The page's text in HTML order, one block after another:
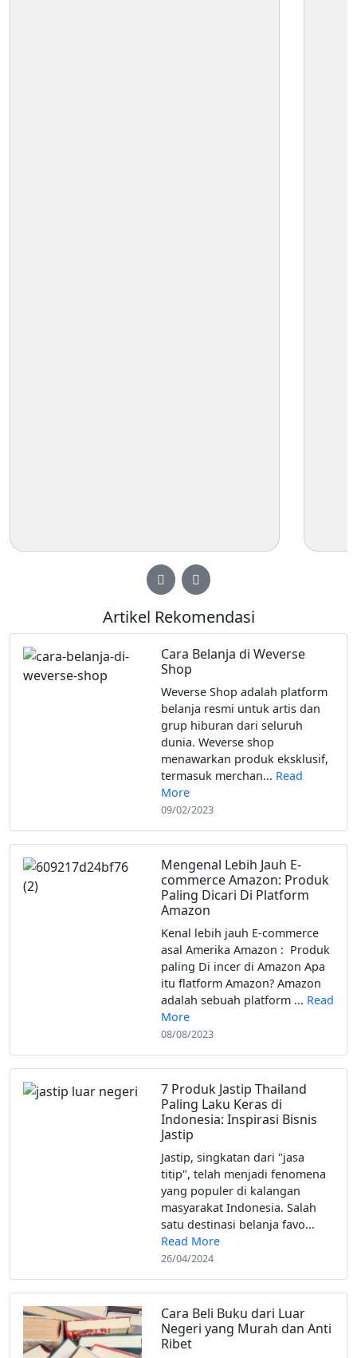
Artikel Rekomendasi
Cara Belanja di Weverse
Shop
Weverse Shop adalah platform
belanja resmi untuk artis dan
grup hiburan dari seluruh
dunia. Weverse shop
menawarkan produk eksklusif,
termasuk merchan... Read
More
09/02/2023
Mengenal Lebih Jauh E-
commerce Amazon: Produk
Paling Dicari Di Platform
Amazon
Kenal lebih jauh E-commerce
asal Amerika Amazon : Produk
paling Di incer di Amazon Apa
itu flatform Amazon? Amazon
adalah sebuah platform ... Read
More
08/08/2023
7 Produk Jastip Thailand
Paling Laku Keras di
Indonesia: Inspirasi Bisnis
Jastip
Jastip, singkatan dari "jasa
titip", telah menjadi fenomena
yang populer di kalangan
masyarakat Indonesia. Salah
satu destinasi belanja favo...
Read More
26/04/2024
Cara Beli Buku dari Luar
Negeri yang Murah dan Anti
Ribet‌